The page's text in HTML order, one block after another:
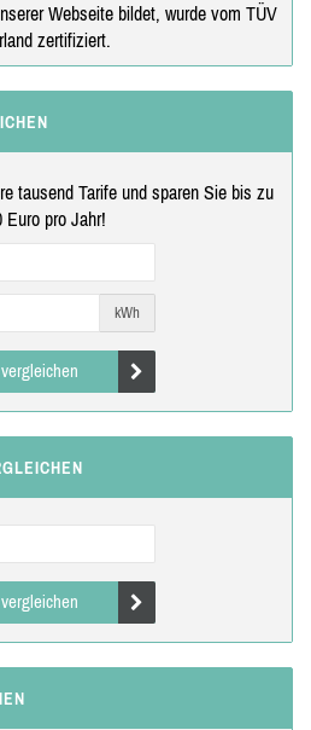
Webseite bildet, wurde vom TÜV
zertifiziert.
tausend Tarife und sparen Sie bis zu
Euro pro Jahr!
kWh